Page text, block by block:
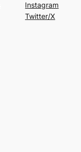
Instagram
Twitter/X